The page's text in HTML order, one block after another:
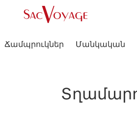
Ճամպրուկներ Մանկական